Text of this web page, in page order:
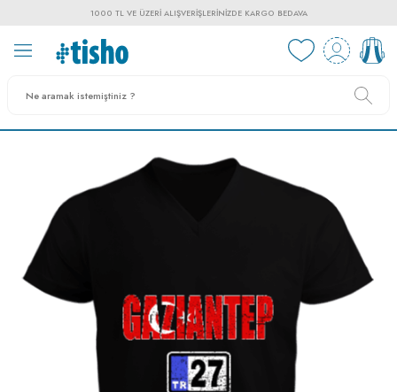
1000 TL VE ÜZERI ALIŞVERIŞLERINIZDE KARGO BEDAVA